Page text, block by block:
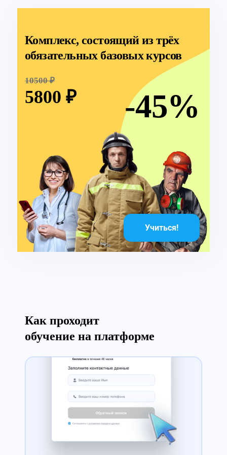
Комплекс, состоящий из трёх
обязательных базовых курсов
Учиться!
10500 ₽
5800 ₽ -45%
Как проходит
обучение на платформе